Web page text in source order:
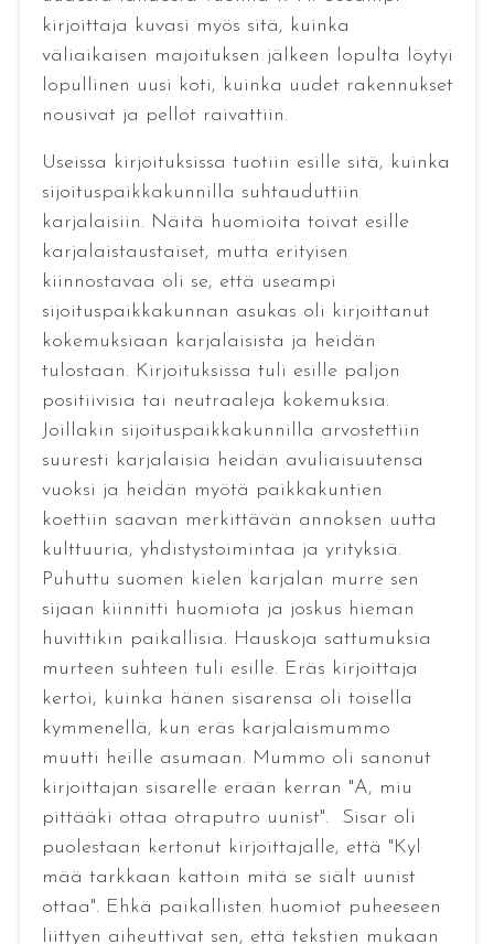
kirjoittaja kuvasi myös sitä, kuinka
väliaikaisen majoituksen jälkeen lopulta löytyi
lopullinen uusi koti, kuinka uudet rakennukset
nousivat ja pellot raivattiin.
Useissa kirjoituksissa tuotiin esille sitä, kuinka
sijoituspaikkakunnilla suhtauduttiin
karjalaisiin. Näitä huomioita toivat esille
karjalaistaustaiset, mutta erityisen
kiinnostavaa oli se, että useampi
sijoituspaikkakunnan asukas oli kirjoittanut
kokemuksiaan karjalaisista ja heidän
tulostaan. Kirjoituksissa tuli esille paljon
positiivisia tai neutraaleja kokemuksia.
Joillakin sijoituspaikkakunnilla arvostettiin
suuresti karjalaisia heidän avuliaisuutensa
vuoksi ja heidän myötä paikkakuntien
koettiin saavan merkittävän annoksen uutta
kulttuuria, yhdistystoimintaa ja yrityksiä.
Puhuttu suomen kielen karjalan murre sen
sijaan kiinnitti huomiota ja joskus hieman
huvittikin paikallisia. Hauskoja sattumuksia
murteen suhteen tuli esille. Eräs kirjoittaja
kertoi, kuinka hänen sisarensa oli toisella
kymmenellä, kun eräs karjalaismummo
muutti heille asumaan. Mummo oli sanonut
kirjoittajan sisarelle erään kerran "A, miu
pittääki ottaa otraputro uunist". Sisar oli
puolestaan kertonut kirjoittajalle, että "Kyl
mää tarkkaan kattoin mitä se siält uunist
ottaa". Ehkä paikallisten huomiot puheeseen
liittyen aiheuttivat sen, että tekstien mukaan